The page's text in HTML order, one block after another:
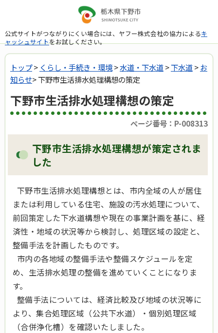
公式サイトがつながりにくい場合には、ヤフー株式会社の協力によるキ
ャッシュサイトをお試しください。
トップ> くらし・手続き・環境>水道・下水道>下水道>お
知らせ> 下野市生活排水処理構想の策定
下野市生活排水処理構想の策定
ページ番号：P-008313
下野市生活排水処理構想が策定されま
した
下野市生活排水処理構想とは、市内全域の人が居住
または利用している住宅、施設の汚水処理について、
前回策定した下水道構想や現在の事業計画を基に、経
済性・地域の状況等から検討し、処理区域の設定と、
整備手法を計画したものです。
市内の各地域の整備手法や整備スケジュールを定
め、生活排水処理の整備を進めていくことになりま
す。
整備手法については、経済比較及び地域の状況等に
より、集合処理区域（公共下水道）・個別処理区域
（合併浄化槽）を確認いたしました。